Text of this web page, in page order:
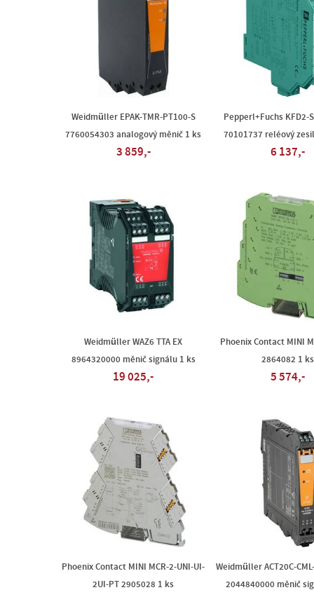
Weidmüller EPAK-TMR-PT100-S
7760054303 analogový měnič 1 ks
3 859,-
Pepperl+Fuchs KFD2-
70101737 reléový
6 137,-
Weidmüller WAZ6 TTA EX
8964320000 měnič signálu 1 ks
19 025,-
Phoenix Contact MINI
2864082 1 ks
5 574,-
Phoenix Contact MINI MCR-2-UNI-UI-
2UI-PT 2905028 1 ks
Weidmüller ACT20C-
2044840000 měnič